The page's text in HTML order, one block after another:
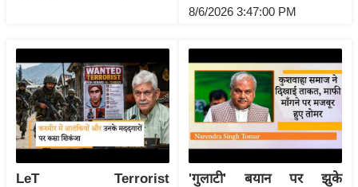
चा
य
प
र
स
मी
क्षा
8/6/2026 3:47:00 PM
LeT Terrorist
'गुलाटी' बयान पर झुके